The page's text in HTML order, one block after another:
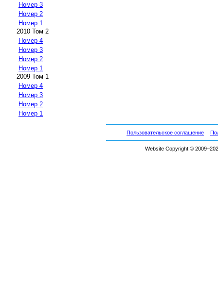
Номер 3
Номер 2
Номер 1
2010 Том 2
Номер 4
Номер 3
Номер 2
Номер 1
2009 Том 1
Номер 4
Номер 3
Номер 2
Номер 1
Пользовательское соглашение
Website Copyright ©